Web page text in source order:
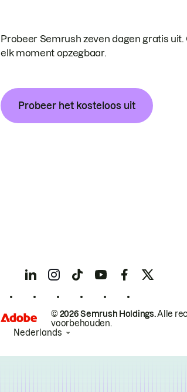
Probeer Semrush zeven dagen gratis uit.
elk moment opzegbaar.
Probeer het kosteloos uit
© 2026 Semrush Holdings.Alle
voorbehouden.
Nederlands